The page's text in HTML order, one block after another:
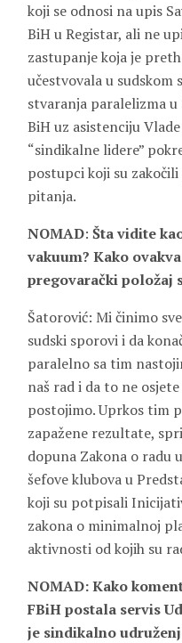
koji se odnosi na upis
BiH u Registar, ali ne
zastupanje koja je
učestvovala u sudskom
stvaranja paralelizma
BiH uz asistenciju
“sindikalne lidere”
postupci koji su
pitanja.
NOMAD: Šta vidite
vakuum? Kako
pregovarački položaj
Šatorović: Mi činimo
sudski sporovi i da
paralelno sa tim
naš rad i da to ne
postojimo. Uprkos tim
zapažene rezultate,
dopuna Zakona o radu
šefove klubova u
koji su potpisali
zakona o minimalnoj
aktivnosti od kojih su
NOMAD: Kako
FBiH postala servis
je sindikalno